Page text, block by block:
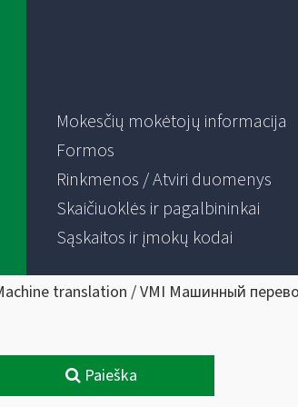
Mokesčių mokėtojų informacija
Formos
Rinkmenos / Atviri duomenys
Skaičiuoklės ir pagalbininkai
Sąskaitos ir įmokų kodai
translation / VMI Машинный
Paieška